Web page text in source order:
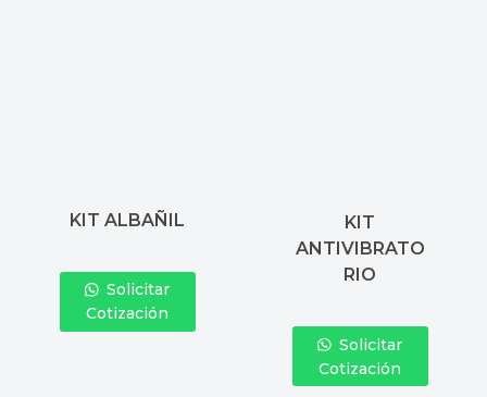
KIT ALBAÑIL
Solicitar
Cotización
KIT
ANTIVIBRATO
RIO
Solicitar
Cotización